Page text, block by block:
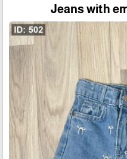
Jeans with